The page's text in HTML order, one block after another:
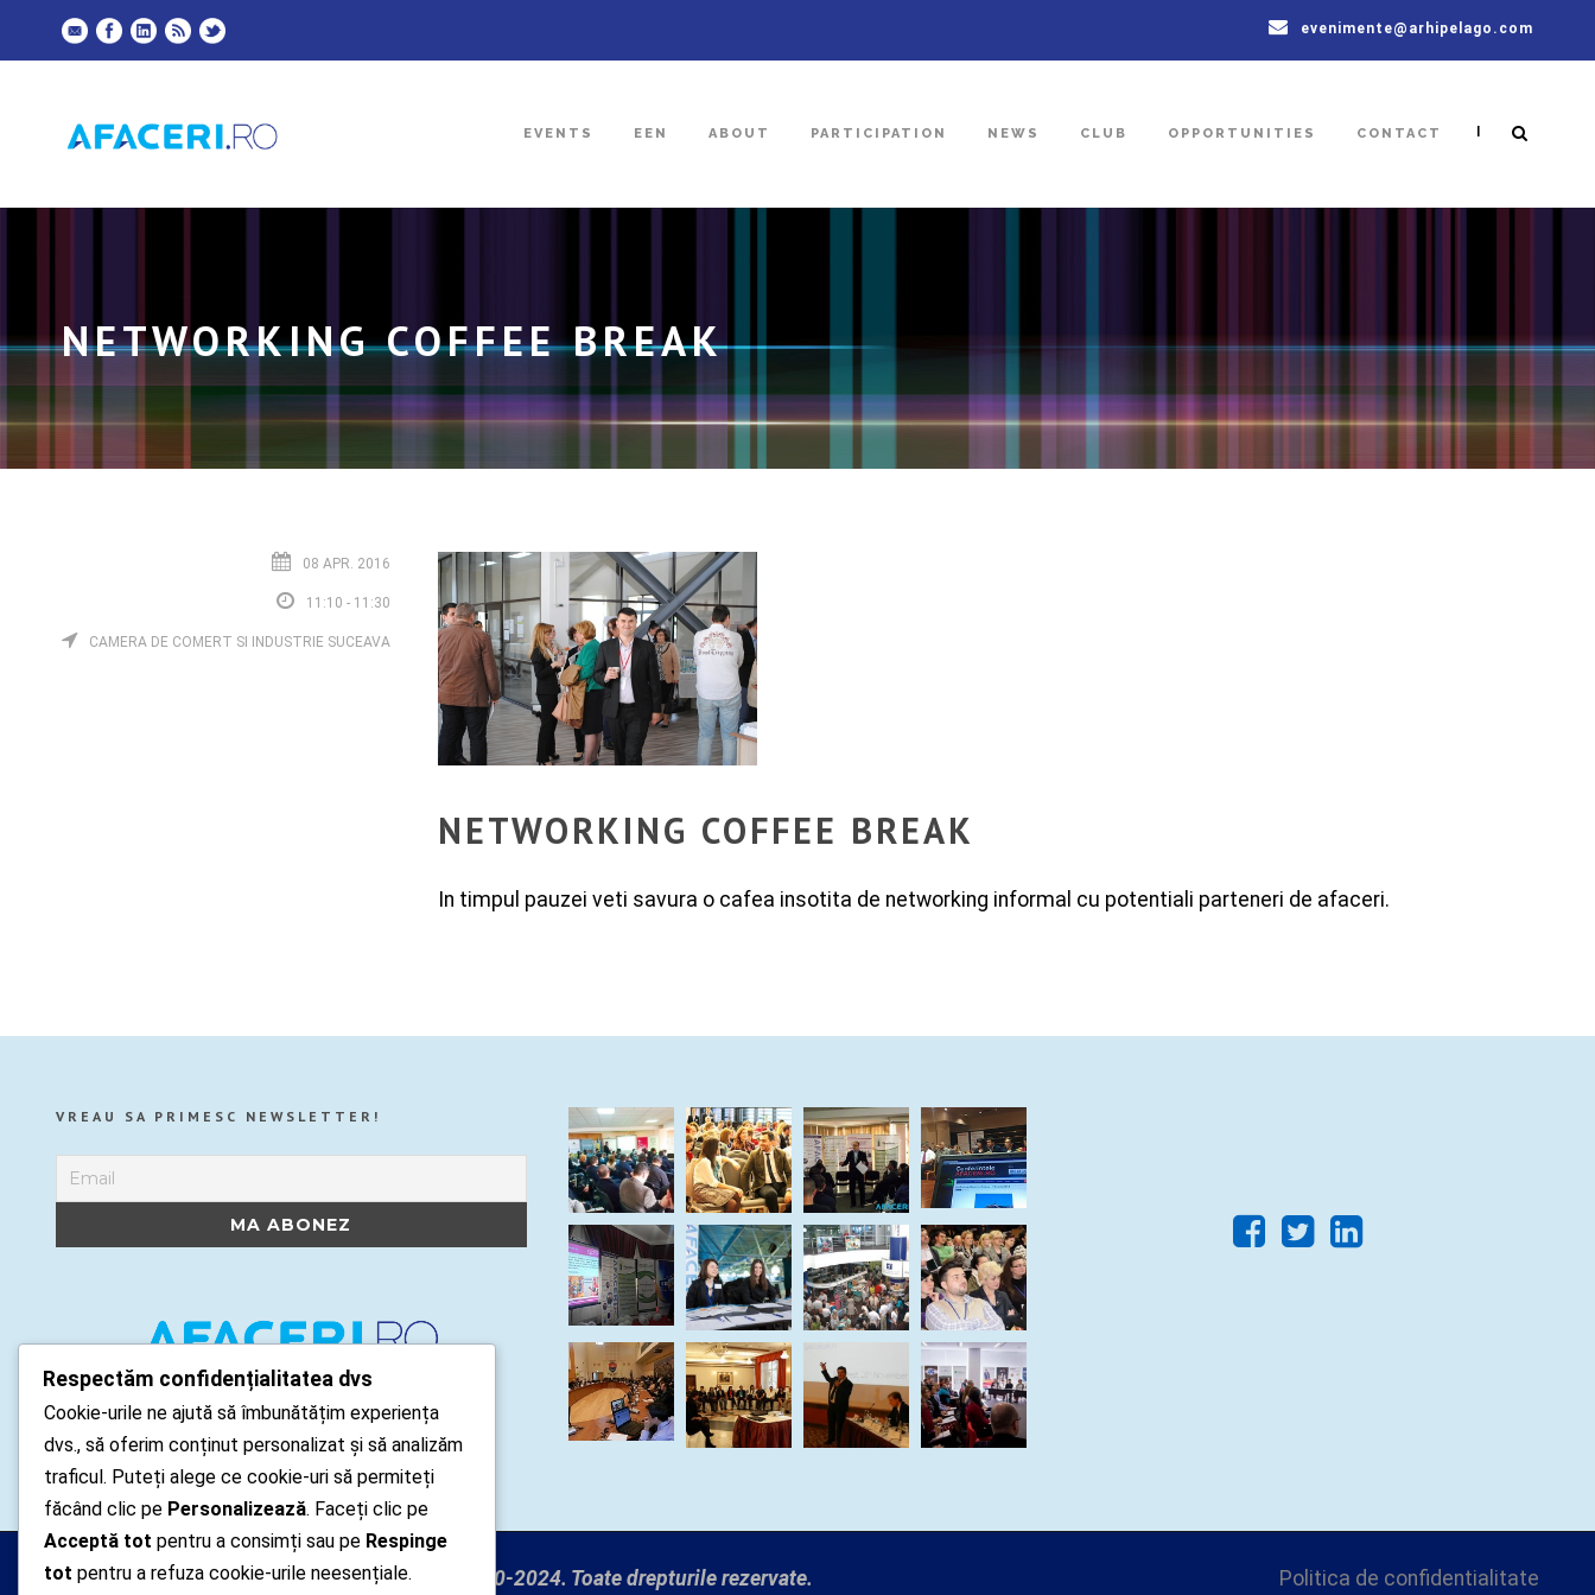
evenimente@arhipelago.com
EVENTS EEN ABOUT PARTICIPATION NEWS CLUB OPPORTUNITIES CONTACT |
NETWORKING COFFEE BREAK
08 APR. 2016
11:10 - 11:30
CAMERA DE COMERT SI INDUSTRIE SUCEAVA
NETWORKING COFFEE BREAK
In timpul pauzei veti savura o cafea insotita de networking informal cu potentiali parteneri de afaceri.
VREAU SA PRIMESC NEWSLETTER!
Arhipelago Interactive © 2010-2024. Toate drepturile rezervate. Politica de confidentialitate
Respectăm confidențialitatea dvs
Cookie-urile ne ajută să îmbunătățim experiența
dvs., să oferim conținut personalizat și să analizăm
traficul. Puteți alege ce cookie-uri să permiteți
făcând clic pe Personalizează. Faceți clic pe
Acceptă tot pentru a consimți sau pe Respinge
tot pentru a refuza cookie-urile neesențiale.